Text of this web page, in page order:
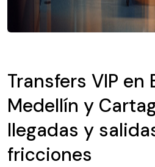
Transfers VIP en
Medellín y
llegadas y
fricciones